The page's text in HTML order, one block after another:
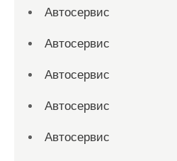
Автосервис
Автосервис
Автосервис
Автосервис
Автосервис